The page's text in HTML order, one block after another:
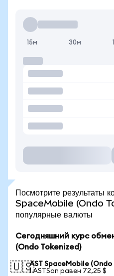
15м 30м
Посмотрите результаты
SpaceMobile (Ondo
популярные валюты
Сегодняшний курс
(Ondo Tokenized)
🇺🇸AST SpaceMobile
1 ASTSon равен 72,25 $